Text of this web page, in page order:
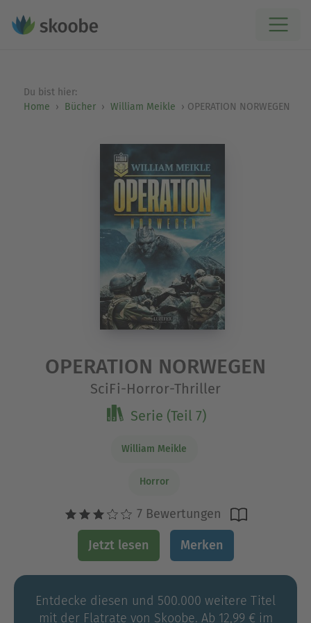
Du bist hier:
Home
Bücher William Meikle OPERATION NORWEGEN
OPERATION NORWEGEN
SciFi-Horror-Thriller
Serie (Teil 7)
William Meikle
Horror
7 Bewertungen
Jetzt lesen Merken
Entdecke diesen und 500.000 weitere Titel
mit der Flatrate von Skoobe. Ab 12,99 € im